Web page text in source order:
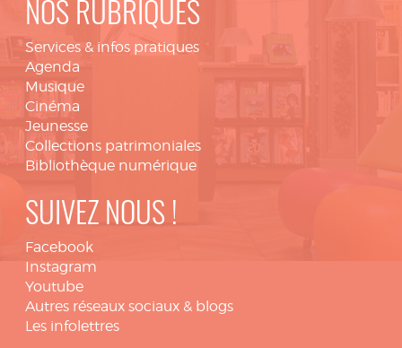
NOS RUBRIQUES
Services & infos pratiques
Agenda
Musique
Cinéma
Jeunesse
Collections patrimoniales
Bibliothèque numérique
SUIVEZ NOUS !
Facebook
Instagram
Youtube
Autres réseaux sociaux & blogs
Les infolettres